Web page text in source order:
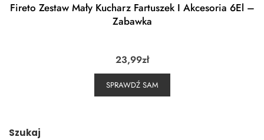
Fireto Zestaw Mały Kucharz Fartuszek I Akcesoria 6El –
Zabawka
23,99zł
SPRAWDŹ SAM
Szukaj